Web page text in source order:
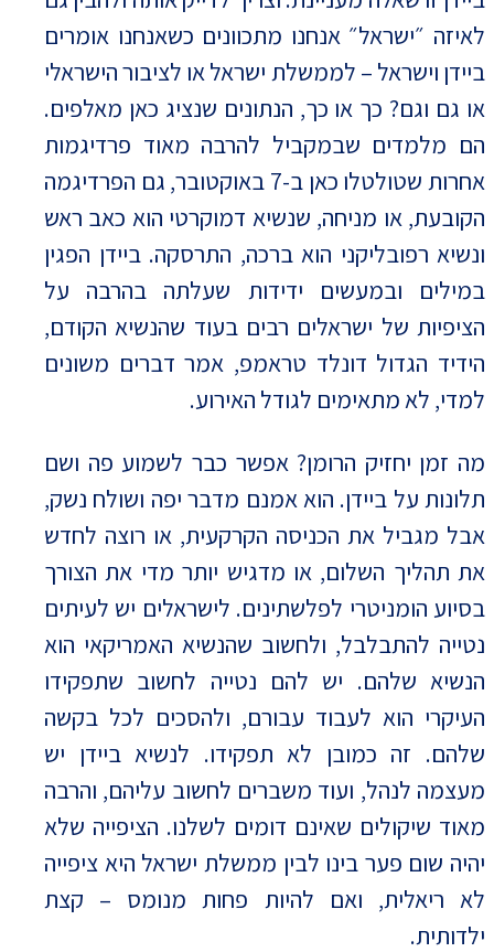
לאיזה ״ישראל״ אנחנו מתכוונים כשאנחנו אומרים
ביידן וישראל – לממשלת ישראל או לציבור הישראלי
או גם וגם? כך או כך, הנתונים שנציג כאן מאלפים.
הם מלמדים שבמקביל להרבה מאוד פרדיגמות
אחרות שטולטלו כאן ב-7 באוקטובר, גם הפרדיגמה
הקובעת, או מניחה, שנשיא דמוקרטי הוא כאב ראש
ונשיא רפובליקני הוא ברכה, התרסקה. ביידן הפגין
במילים ובמעשים ידידות שעלתה בהרבה על
הציפיות של ישראלים רבים בעוד שהנשיא הקודם,
הידיד הגדול דונלד טראמפ, אמר דברים משונים
למדי, לא מתאימים לגודל האירוע.
מה זמן יחזיק הרומן? אפשר כבר לשמוע פה ושם
תלונות על ביידן. הוא אמנם מדבר יפה ושולח נשק,
אבל מגביל את הכניסה הקרקעית, או רוצה לחדש
את תהליך השלום, או מדגיש יותר מדי את הצורך
בסיוע הומניטרי לפלשתינים. לישראלים יש לעיתים
נטייה להתבלבל, ולחשוב שהנשיא האמריקאי הוא
הנשיא שלהם. יש להם נטייה לחשוב שתפקידו
העיקרי הוא לעבוד עבורם, ולהסכים לכל בקשה
שלהם. זה כמובן לא תפקידו. לנשיא ביידן יש
מעצמה לנהל, ועוד משברים לחשוב עליהם, והרבה
מאוד שיקולים שאינם דומים לשלנו. הציפייה שלא
יהיה שום פער בינו לבין ממשלת ישראל היא ציפייה
לא ריאלית, ואם להיות פחות מנומס – קצת
ילדותית.